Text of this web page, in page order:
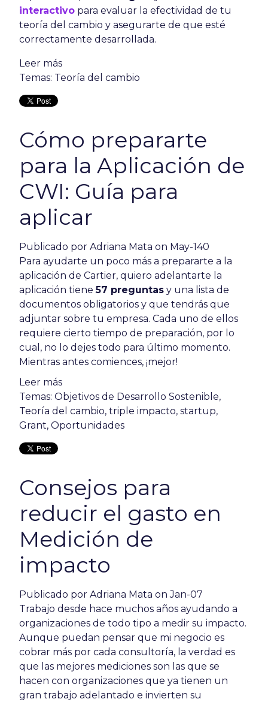
interactivo para evaluar la efectividad de tu
teoría del cambio y asegurarte de que esté
correctamente desarrollada.
Leer más
Temas: Teoría del cambio
Cómo prepararte
para la Aplicación de
CWI: Guía para
aplicar
Publicado por Adriana Mata on May-140
Para ayudarte un poco más a prepararte a la
aplicación de Cartier, quiero adelantarte la
aplicación tiene57 preguntas y una lista de
documentos obligatorios y que tendrás que
adjuntar sobre tu empresa. Cada uno de ellos
requiere cierto tiempo de preparación, por lo
cual, no lo dejes todo para último momento.
Mientras antes comiences, ¡mejor!
Leer más
Temas: Objetivos de Desarrollo Sostenible,
Teoría del cambio, triple impacto, startup,
Grant, Oportunidades
Consejos para
reducir el gasto en
Medición de
impacto
Publicado por Adriana Mata on Jan-07
Trabajo desde hace muchos años ayudando a
organizaciones de todo tipo a medir su impacto.
Aunque puedan pensar que mi negocio es
cobrar más por cada consultoría, la verdad es
que las mejores mediciones son las que se
hacen con organizaciones que ya tienen un
gran trabajo adelantado e invierten su